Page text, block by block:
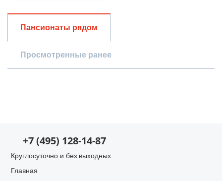
Опыт использования
Уход за пожилыми
Пансионаты рядом
Просмотренные ранее
+7 (495) 128-14-87
Круглосуточно и без выходных
Главная